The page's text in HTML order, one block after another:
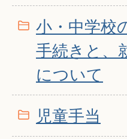
小・中学校
手続きと、
について
児童手当